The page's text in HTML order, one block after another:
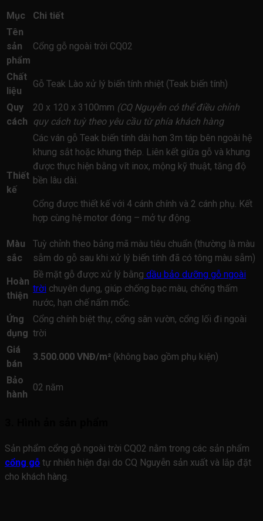
Mục
Chi tiết
Tên
sản
phẩm
Cổng gỗ ngoài trời CQ02
Chất
liệu
Gỗ Teak Lào xử lý biến tính nhiệt (Teak biến tính)
Quy
cách
20 x 120 x 3100mm (CQ Nguyễn có thể điều chỉnh
quy cách tuỳ theo yêu cầu từ phía khách hàng
Thiết
kế
Các ván gỗ Teak biến tính dài hơn 3m táp bên ngoài hệ
khung sắt hoặc khung thép. Liên kết giữa gỗ và khung
được thực hiện bằng vít inox, mộng kỹ thuật, tăng độ
bền lâu dài.
Cổng được thiết kế với 4 cánh chính và 2 cánh phụ. Kết
hợp cùng hệ motor đóng – mở tự động.
Màu
sắc
Tuỳ chỉnh theo bảng mã màu tiêu chuẩn (thường là màu
sẫm do gỗ sau khi xử lý biến tính đã có tông màu sẫm)
Hoàn
thiện
Bề mặt gỗ được xử lý bằng dầu bảo dưỡng gỗ ngoài
trời chuyên dụng, giúp chống bạc màu, chống thấm
nước, hạn chế nấm mốc.
Ứng
dụng
Cổng chính biệt thự, cổng sân vườn, cổng lối đi ngoài
trời
Giá
bán
3.500.000 VNĐ/m² (không bao gồm phụ kiện)
Bảo
hành
02 năm
Sản phẩm cổng gỗ ngoài trời CQ02 nằm trong các sản phẩm
cổng gỗ tự nhiên hiện đại do CQ Nguyễn sản xuất và lắp đặt
cho khách hàng.